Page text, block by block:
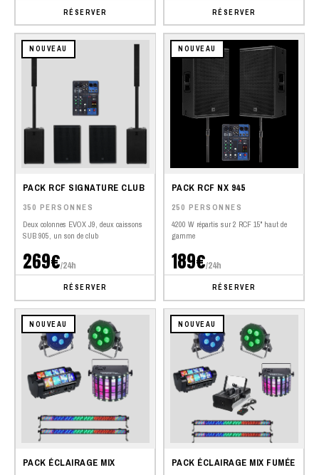
RÉSERVER RÉSERVER
NOUVEAU
PACK RCF SIGNATURE CLUB
350 PERSONNES
Deux colonnes EVOX J9, deux caissons
SUB 905, un son de club
269€/24h
RÉSERVER
NOUVEAU
PACK RCF NX 945
250 PERSONNES
4200 W répartis sur 2 RCF 15" haut de
gamme
189€/24h
RÉSERVER
NOUVEAU
PACK ÉCLAIRAGE MIX
NOUVEAU
PACK ÉCLAIRAGE MIX FUMÉE